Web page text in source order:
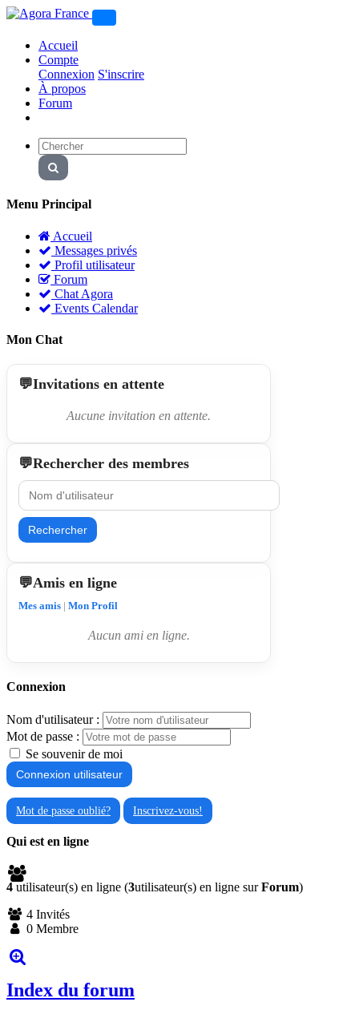
Accueil
Compte
Connexion S'inscrire
À propos
Forum
Menu Principal
Accueil
Messages privés
Profil utilisateur
Forum
Chat Agora
Events Calendar
Mon Chat
Invitations en attente
Aucune invitation en attente.
Rechercher des membres
Rechercher
Amis en ligne
Mes amis | Mon Profil
Aucun ami en ligne.
Connexion
Nom d'utilisateur :
Mot de passe :
Se souvenir de moi
Mot de passe oublié? Inscrivez-vous!
Qui est en ligne
4 utilisateur(s) en ligne (3utilisateur(s) en ligne surForum)
4 Invités
0 Membre
Index du forum